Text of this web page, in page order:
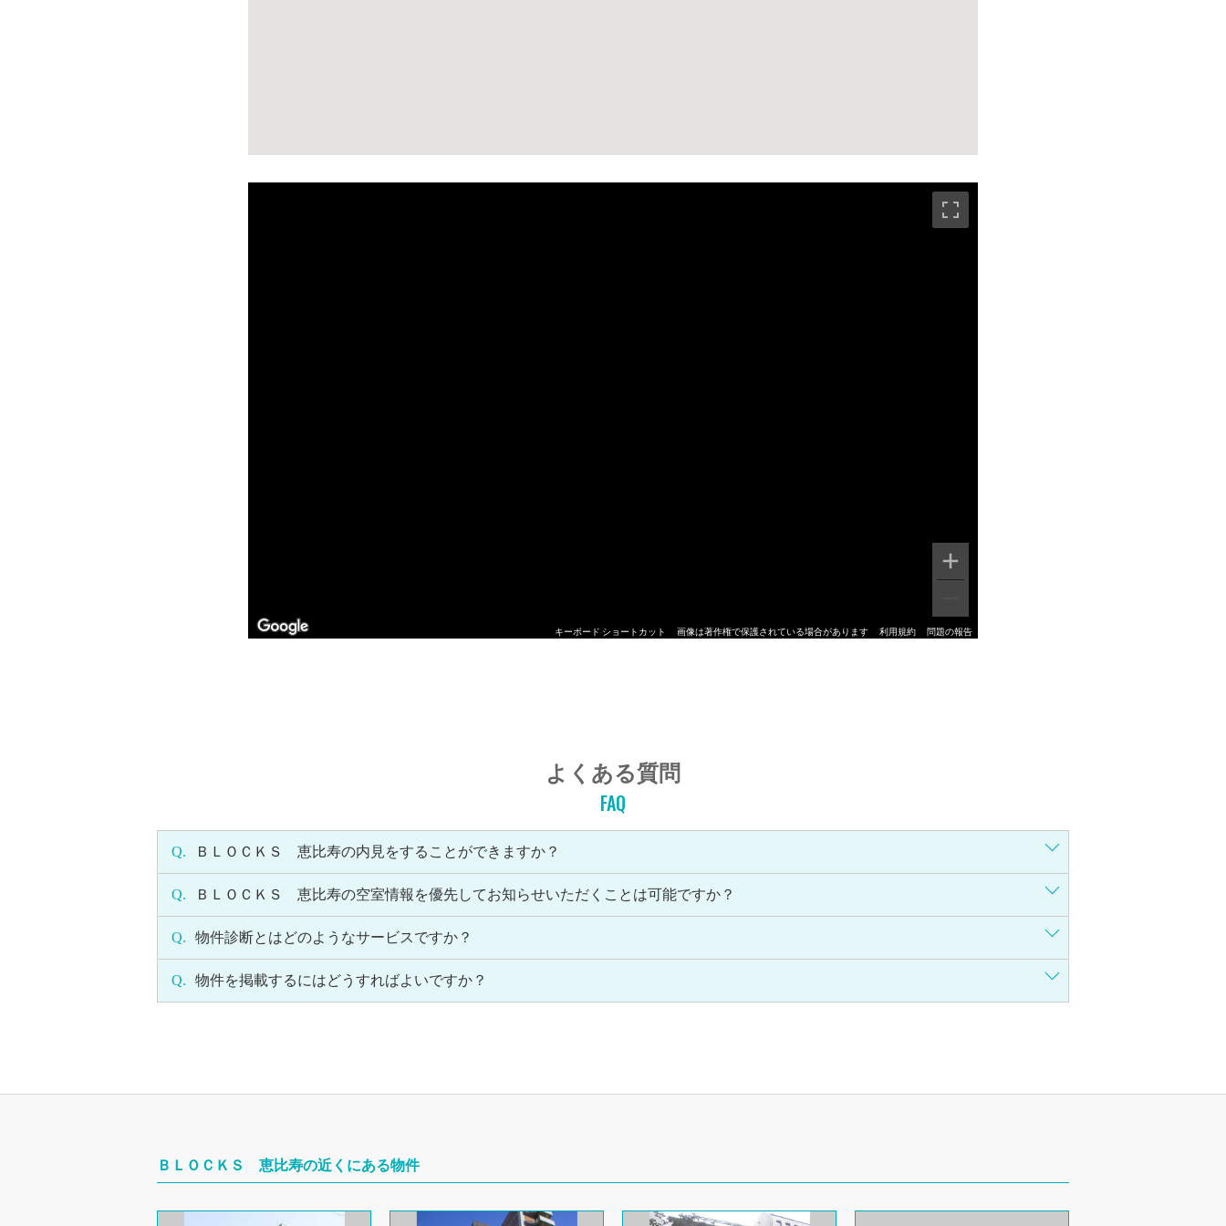
キーボード ショートカット 画像は著作権で保護されている場合があります 利用規約 問題の報告
よくある質問
FAQ
Q. ＢＬＯＣＫＳ 恵比寿の内見をすることができますか？
Q. ＢＬＯＣＫＳ 恵比寿の空室情報を優先してお知らせいただくことは可能ですか？
Q. 物件診断とはどのようなサービスですか？
Q. 物件を掲載するにはどうすればよいですか？
ＢＬＯＣＫＳ 恵比寿の近くにある物件